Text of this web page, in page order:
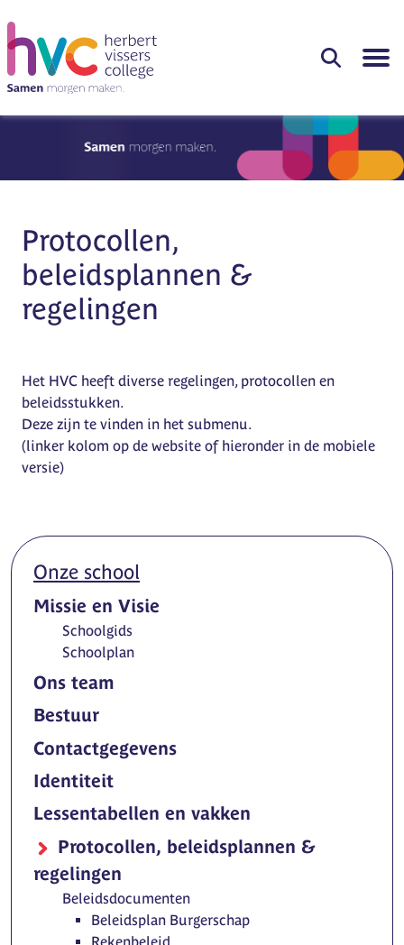
Protocollen,
beleidsplannen &
regelingen
Het HVC heeft diverse regelingen, protocollen en
beleidsstukken.
Deze zijn te vinden in het submenu.
(linker kolom op de website of hieronder in de mobiele
versie)
Onze school
Missie en Visie
Schoolgids
Schoolplan
Ons team
Bestuur
Contactgegevens
Identiteit
Lessentabellen en vakken
regelingen
Beleidsdocumenten
Beleidsplan Burgerschap
Rekenbeleid